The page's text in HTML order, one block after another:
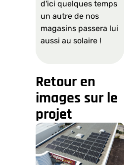
d'ici quelques temps
un autre de nos
magasins passera lui
aussi au solaire !
Retour en
images sur le
projet